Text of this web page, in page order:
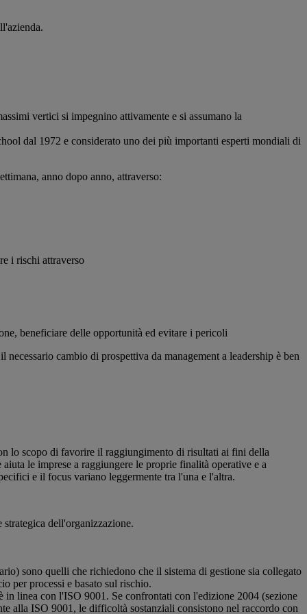
vertici si impegnino attivamente e si assumano la
dal 1972 e considerato uno dei più importanti esperti mondiali di
anno dopo anno, attraverso:
i rischi attraverso
beneficiare delle opportunità ed evitare i pericoli
cambio di prospettiva da management a leadership è ben
lo scopo di favorire il raggiungimento di risultati ai fini della
le imprese a raggiungere le proprie finalità operative e a
e il focus variano leggermente tra l'una e l'altra.
dell'organizzazione.
sono quelli che richiedono che il sistema di gestione sia collegato
per processi e basato sul rischio.
linea con l'ISO 9001. Se confrontati con l'edizione 2004 (sezione
alla ISO 9001, le difficoltà sostanziali consistono nel raccordo con